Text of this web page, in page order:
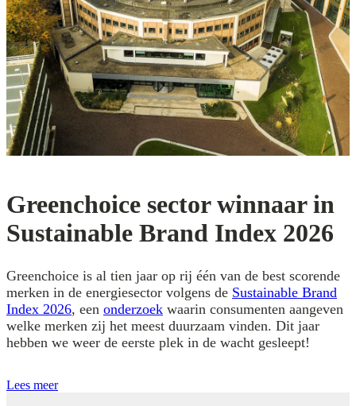
Greenchoice sector winnaar in
Sustainable Brand Index 2026
Greenchoice is al tien jaar op rij één van de best scorende
merken in de energiesector volgens de Sustainable Brand
Index 2026, een onderzoek waarin consumenten aangeven
welke merken zij het meest duurzaam vinden. Dit jaar
hebben we weer de eerste plek in de wacht gesleept!
Lees meer